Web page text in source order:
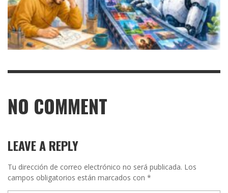
NO COMMENT
LEAVE A REPLY
Tu dirección de correo electrónico no será publicada. Los
campos obligatorios están marcados con *